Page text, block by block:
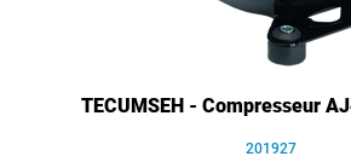
TECUMSEH - Compresseur
201927